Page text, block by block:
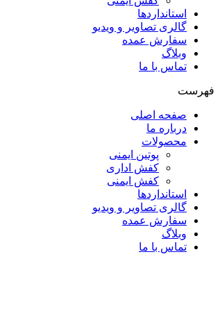
استانداردها
گالری تصاویر و ویدیو
سفارش عمده
وبلاگ
تماس با ما
فهرست
صفحه اصلی
درباره ما
محصولات
پوتین ایمنی
کفش اداری
کفش ایمنی
استانداردها
گالری تصاویر و ویدیو
سفارش عمده
وبلاگ
تماس با ما